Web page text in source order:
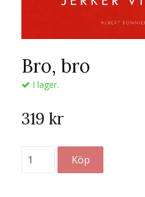
Bro, bro
I lager.
319 kr